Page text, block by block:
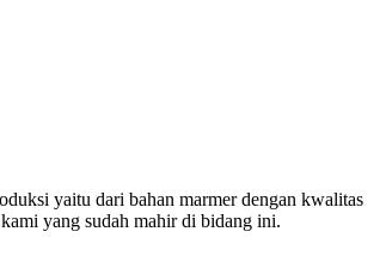
yaitu dari bahan marmer dengan kwalitas
yang sudah mahir di bidang ini.